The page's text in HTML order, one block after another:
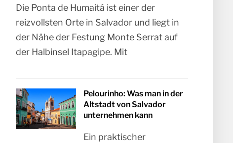
Die Ponta de Humaitá ist einer der
reizvollsten Orte in Salvador und liegt in
der Nähe der Festung Monte Serrat auf
der Halbinsel Itapagipe. Mit
Pelourinho: Was man in der
Altstadt von Salvador
unternehmen kann
Ein praktischer